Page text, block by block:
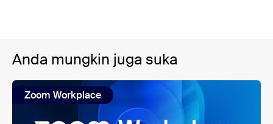
Anda mungkin juga suka
Zoom Workplace